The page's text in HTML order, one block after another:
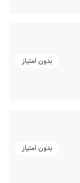
بدون امتیاز
بدون امتیاز